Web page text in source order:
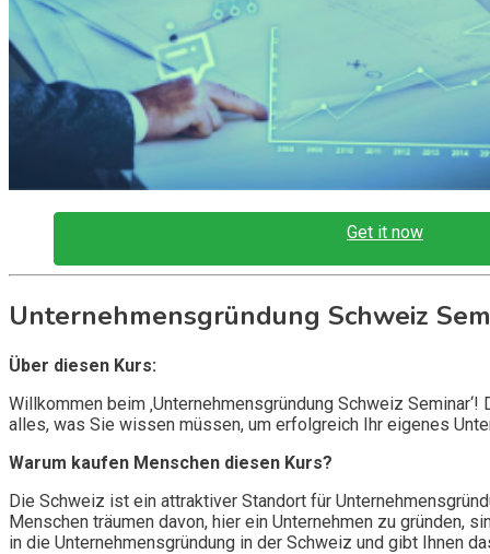
Get it now
Unternehmensgründung Schweiz
Über diesen Kurs:
Willkommen beim ‚Unternehmensgründung Schweiz
alles, was Sie wissen müssen, um erfolgreich Ihr eigenes
Warum kaufen Menschen diesen Kurs?
Die Schweiz ist ein attraktiver Standort für
Menschen träumen davon, hier ein Unternehmen zu gründen,
in die Unternehmensgründung in der Schweiz und gibt Ihnen